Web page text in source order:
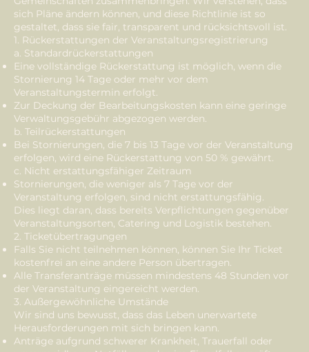
sich Pläne ändern können, und diese Richtlinie ist so
gestaltet, dass sie fair, transparent und rücksichtsvoll ist.
1. Rückerstattungen der Veranstaltungsregistrierung
a. Standardrückerstattungen
Eine vollständige Rückerstattung ist möglich, wenn die
Stornierung 14 Tage oder mehr vor dem
Veranstaltungstermin erfolgt.
Zur Deckung der Bearbeitungskosten kann eine geringe
Verwaltungsgebühr abgezogen werden.
b. Teilrückerstattungen
Bei Stornierungen, die 7 bis 13 Tage vor der Veranstaltung
erfolgen, wird eine Rückerstattung von 50 % gewährt.
c. Nicht erstattungsfähiger Zeitraum
Stornierungen, die weniger als 7 Tage vor der
Veranstaltung erfolgen, sind nicht erstattungsfähig.
Dies liegt daran, dass bereits Verpflichtungen gegenüber
Veranstaltungsorten, Catering und Logistik bestehen.
2. Ticketübertragungen
Falls Sie nicht teilnehmen können, können Sie Ihr Ticket
kostenfrei an eine andere Person übertragen.
Alle Transferanträge müssen mindestens 48 Stunden vor
der Veranstaltung eingereicht werden.
3. Außergewöhnliche Umstände
Wir sind uns bewusst, dass das Leben unerwartete
Herausforderungen mit sich bringen kann.
Anträge aufgrund schwerer Krankheit, Trauerfall oder